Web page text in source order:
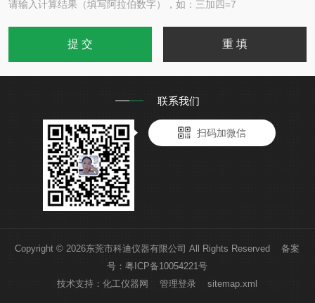
请输入计算结果（填写阿拉伯数字），如：三加四=7
联系我们
扫码加微信
Copyright © 2026东莞市科迪仪器有限公司 All Rights Reserved 备案
号：粤ICP备10054221号
技术支持：化工仪器网 管理登录 sitemap.xml